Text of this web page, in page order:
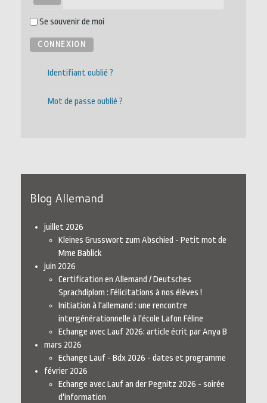
Se souvenir de moi
CONNEXION
Identifiant oublié ?
Mot de passe oublié ?
Blog Allemand
juillet 2026
Kleines Grusswort zum Abschied - Petit mot de
Mme Bablick
juin 2026
Certification en Allemand / Deutsches
Sprachdiplom : Félicitations à nos élèves !
Initiation à l'allemand : une rencontre
intergénérationnelle à l'école Lafon Féline
Echange avec Lauf 2026: article écrit par Anya B
mars 2026
Echange Lauf - Bdx 2026 - dates et programme
février 2026
Echange avec Lauf an der Pegnitz 2026 - soirée
d'information